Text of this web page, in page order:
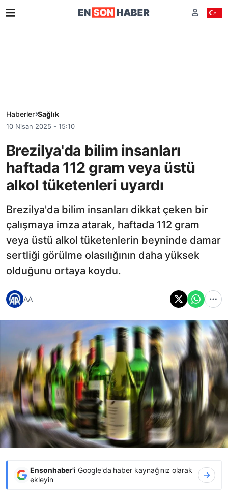
Haberler Sağlık
10 Nisan 2025 - 15:10
Brezilya'da bilim insanları
haftada 112 gram veya üstü
alkol tüketenleri uyardı
Brezilya'da bilim insanları dikkat çeken bir
çalışmaya imza atarak, haftada 112 gram
veya üstü alkol tüketenlerin beyninde damar
sertliği görülme olasılığının daha yüksek
olduğunu ortaya koydu.
AA
Ensonhaber'i Google'da haber kaynağınız olarak
ekleyin